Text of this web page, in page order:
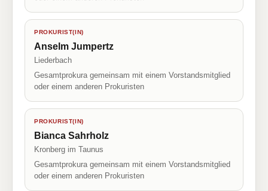
PROKURIST(IN)
Anselm Jumpertz
Liederbach
Gesamtprokura gemeinsam mit einem Vorstandsmitglied
oder einem anderen Prokuristen
PROKURIST(IN)
Bianca Sahrholz
Kronberg im Taunus
Gesamtprokura gemeinsam mit einem Vorstandsmitglied
oder einem anderen Prokuristen